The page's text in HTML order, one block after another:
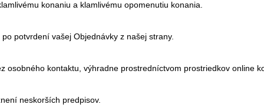
konaniu a klamlivému opomenutiu konania.
potvrdení vašej Objednávky z našej strany.
osobného kontaktu, výhradne prostredníctvom prostriedkov online
neskorších predpisov.